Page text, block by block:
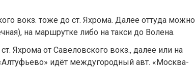
вокз. тоже до ст. Яхрома. Далее оттуда можно
на маршрутке либо на такси до Волена.
Яхрома от Савеловского вокз., далее или на
идёт междугородный авт. «Москва-